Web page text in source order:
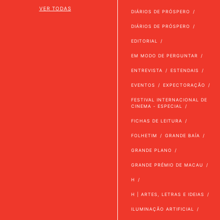
VER TODAS
DIÁRIOS DE PRÓSPERO
DIÁRIOS DE PRÓSPERO
EDITORIAL
EM MODO DE PERGUNTAR
ENTREVISTA ESTENDAIS
EVENTOS EXPECTORAÇÃO
FESTIVAL INTERNACIONAL DE
CINEMA - ESPECIAL
FICHAS DE LEITURA
FOLHETIM GRANDE BAÍA
GRANDE PLANO
GRANDE PRÉMIO DE MACAU
H
H | ARTES, LETRAS E IDEIAS
ILUMINAÇÃO ARTIFICIAL